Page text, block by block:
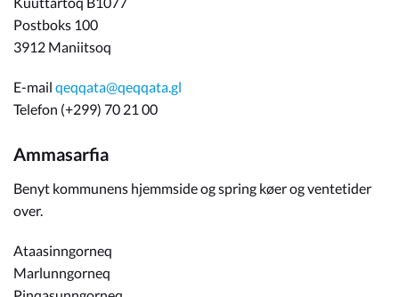
Postboks 100
3912 Maniitsoq
E-mail qeqqata@qeqqata.gl
Telefon (+299) 70 21 00
Ammasarfia
Benyt kommunens hjemmside og spring køer og ventetider
over.
Ataasinngorneq
Marlunngorneq